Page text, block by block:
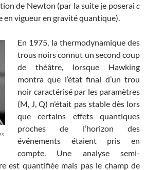
de Newton (par la suite je poserai c
en vigueur en gravité quantique).
En 1975, la thermodynamique des
trous noirs connut un second coup
de théâtre, lorsque Hawking
montra que l’état final d’un trou
noir caractérisé par les paramètres
(M, J, Q) n’était pas stable dès lors
que certains effets quantiques
proches de l’horizon des
événements étaient pris en
compte. Une analyse semi-
est quantifiée mais pas le champ de